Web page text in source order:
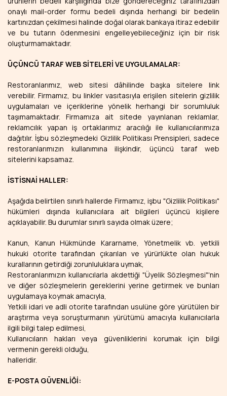
onaylı mail-order formu bedeli dışında herhangi bir bedelin
kartınızdan çekilmesi halinde doğal olarak bankaya itiraz edebilir
ve bu tutarın ödenmesini engelleyebileceğiniz için bir risk
oluşturmamaktadır.
ÜÇÜNCÜ TARAF WEB SİTELERİ VE UYGULAMALAR:
Restoranlarımız, web sitesi dâhilinde başka sitelere link
verebilir. Firmamız, bu linkler vasıtasıyla erişilen sitelerin gizlilik
uygulamaları ve içeriklerine yönelik herhangi bir sorumluluk
taşımamaktadır. Firmamıza ait sitede yayınlanan reklamlar,
reklamcılık yapan iş ortaklarımız aracılığı ile kullanıcılarımıza
dağıtılır. İşbu sözleşmedeki Gizlilik Politikası Prensipleri, sadece
restoranlarımızın kullanımına ilişkindir, üçüncü taraf web
sitelerini kapsamaz.
İSTİSNAİ HALLER:
Aşağıda belirtilen sınırlı hallerde Firmamız, işbu "Gizlilik Politikası"
hükümleri dışında kullanıcılara ait bilgileri üçüncü kişilere
açıklayabilir. Bu durumlar sınırlı sayıda olmak üzere;
Kanun, Kanun Hükmünde Kararname, Yönetmelik vb. yetkili
hukuki otorite tarafından çıkarılan ve yürürlükte olan hukuk
kurallarının getirdiği zorunluluklara uymak,
Restoranlarımızın kullanıcılarla akdettiği "Üyelik Sözleşmesi"'nin
ve diğer sözleşmelerin gereklerini yerine getirmek ve bunları
uygulamaya koymak amacıyla,
Yetkili idari ve adli otorite tarafından usulüne göre yürütülen bir
araştırma veya soruşturmanın yürütümü amacıyla kullanıcılarla
ilgili bilgi talep edilmesi,
Kullanıcıların hakları veya güvenliklerini korumak için bilgi
vermenin gerekli olduğu,
halleridir.
E-POSTA GÜVENLİĞİ: